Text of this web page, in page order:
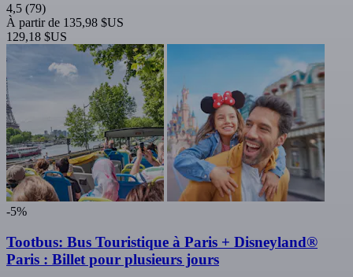
4,5 (79)
À partir de 135,98 $US
129,18 $US
-5%
Tootbus: Bus Touristique à Paris + Disneyland®
Paris : Billet pour plusieurs jours